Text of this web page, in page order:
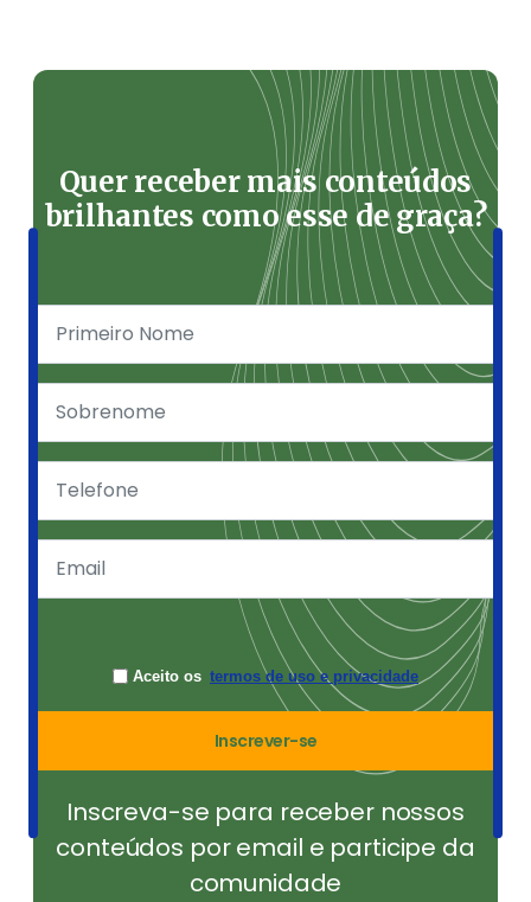
Quer receber mais conteúdos
brilhantes como esse de graça?
Aceito os termos de uso e privacidade
Inscrever-se
Inscreva-se para receber nossos
conteúdos por email e participe da
comunidade